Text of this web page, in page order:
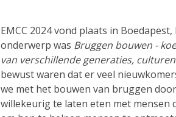
EMCC 2024 vond plaats in
onderwerp was Bruggen bouwen -
van verschillende generaties,
bewust waren dat er veel
we met het bouwen van bruggen
willekeurig te laten eten met mensen